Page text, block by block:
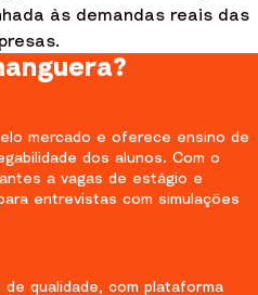
às demandas reais das
mercado e oferece ensino de
dos alunos. Com o
a vagas de estágio e
entrevistas com simulações
qualidade, com plataforma